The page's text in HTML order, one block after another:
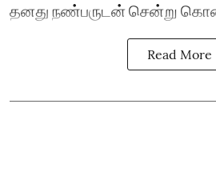
தனது நண்பருடன் சென்று
Read More